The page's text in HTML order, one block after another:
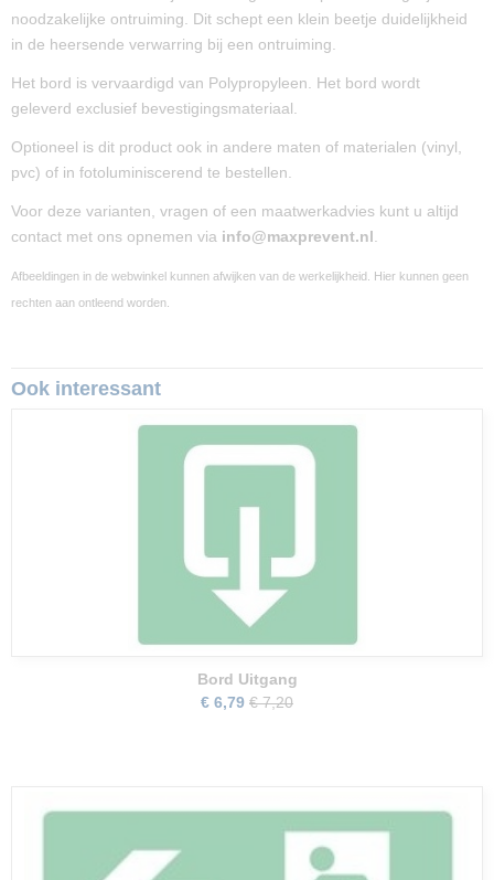
15 x 30 x 0 cm
noodzakelijke ontruiming. Dit schept een klein beetje duidelijkheid
in de heersende verwarring bij een ontruiming.
Het bord is vervaardigd van Polypropyleen. Het bord wordt
geleverd exclusief bevestigingsmateriaal.
Optioneel is dit product ook in andere maten of materialen (vinyl,
pvc) of in fotoluminiscerend te bestellen.
Voor deze varianten, vragen of een maatwerkadvies kunt u altijd
contact met ons opnemen via info@maxprevent.nl
Afbeeldingen in de webwinkel kunnen afwijken van de werkelijkheid. Hier kunnen geen
rechten aan ontleend worden.
Ook interessant
Bord Uitgang
€ 6,79 € 7,20